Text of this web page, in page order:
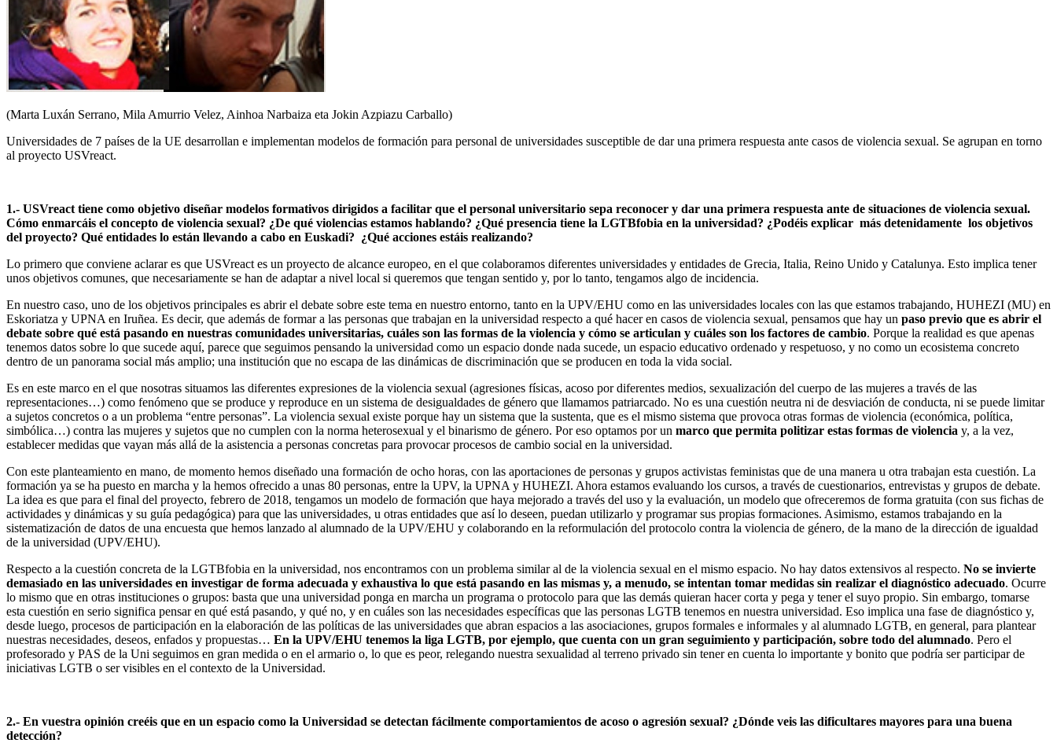
(Marta Luxán Serrano, Mila Amurrio Velez, Ainhoa Narbaiza eta Jokin Azpiazu Carballo)
Universidades de 7 países de la UE desarrollan e implementan modelos de formación para personal de universidades susceptible de dar una primera respuesta ante casos de violencia sexual. Se agrupan en torno
al proyecto USVreact.
1.- USVreact tiene como objetivo diseñar modelos formativos dirigidos a facilitar que el personal universitario sepa reconocer y dar una primera respuesta ante de situaciones de violencia sexual.
Cómo enmarcáis el concepto de violencia sexual? ¿De qué violencias estamos hablando? ¿Qué presencia tiene la LGTBfobia en la universidad? ¿Podéis explicar más detenidamente los objetivos
del proyecto? Qué entidades lo están llevando a cabo en Euskadi? ¿Qué acciones estáis realizando?
Lo primero que conviene aclarar es que USVreact es un proyecto de alcance europeo, en el que colaboramos diferentes universidades y entidades de Grecia, Italia, Reino Unido y Catalunya. Esto implica tener
unos objetivos comunes, que necesariamente se han de adaptar a nivel local si queremos que tengan sentido y, por lo tanto, tengamos algo de incidencia.
En nuestro caso, uno de los objetivos principales es abrir el debate sobre este tema en nuestro entorno, tanto en la UPV/EHU como en las universidades locales con las que estamos trabajando, HUHEZI (MU) en
Eskoriatza y UPNA en Iruñea. Es decir, que además de formar a las personas que trabajan en la universidad respecto a qué hacer en casos de violencia sexual, pensamos que hay un paso previo que es abrir el
debate sobre qué está pasando en nuestras comunidades universitarias, cuáles son las formas de la violencia y cómo se articulan y cuáles son los factores de cambio. Porque la realidad es que apenas
tenemos datos sobre lo que sucede aquí, parece que seguimos pensando la universidad como un espacio donde nada sucede, un espacio educativo ordenado y respetuoso, y no como un ecosistema concreto
dentro de un panorama social más amplio; una institución que no escapa de las dinámicas de discriminación que se producen en toda la vida social.
Es en este marco en el que nosotras situamos las diferentes expresiones de la violencia sexual (agresiones físicas, acoso por diferentes medios, sexualización del cuerpo de las mujeres a través de las
representaciones…) como fenómeno que se produce y reproduce en un sistema de desigualdades de género que llamamos patriarcado. No es una cuestión neutra ni de desviación de conducta, ni se puede limitar
a sujetos concretos o a un problema “entre personas”. La violencia sexual existe porque hay un sistema que la sustenta, que es el mismo sistema que provoca otras formas de violencia (económica, política,
simbólica…) contra las mujeres y sujetos que no cumplen con la norma heterosexual y el binarismo de género. Por eso optamos por un marco que permita politizar estas formas de violencia y, a la vez,
establecer medidas que vayan más allá de la asistencia a personas concretas para provocar procesos de cambio social en la universidad.
Con este planteamiento en mano, de momento hemos diseñado una formación de ocho horas, con las aportaciones de personas y grupos activistas feministas que de una manera u otra trabajan esta cuestión. La
formación ya se ha puesto en marcha y la hemos ofrecido a unas 80 personas, entre la UPV, la UPNA y HUHEZI. Ahora estamos evaluando los cursos, a través de cuestionarios, entrevistas y grupos de debate.
La idea es que para el final del proyecto, febrero de 2018, tengamos un modelo de formación que haya mejorado a través del uso y la evaluación, un modelo que ofreceremos de forma gratuita (con sus fichas de
actividades y dinámicas y su guía pedagógica) para que las universidades, u otras entidades que así lo deseen, puedan utilizarlo y programar sus propias formaciones. Asimismo, estamos trabajando en la
sistematización de datos de una encuesta que hemos lanzado al alumnado de la UPV/EHU y colaborando en la reformulación del protocolo contra la violencia de género, de la mano de la dirección de igualdad
de la universidad (UPV/EHU).
Respecto a la cuestión concreta de la LGTBfobia en la universidad, nos encontramos con un problema similar al de la violencia sexual en el mismo espacio. No hay datos extensivos al respecto. No se invierte
demasiado en las universidades en investigar de forma adecuada y exhaustiva lo que está pasando en las mismas y, a menudo, se intentan tomar medidas sin realizar el diagnóstico adecuado. Ocurre
lo mismo que en otras instituciones o grupos: basta que una universidad ponga en marcha un programa o protocolo para que las demás quieran hacer corta y pega y tener el suyo propio. Sin embargo, tomarse
esta cuestión en serio significa pensar en qué está pasando, y qué no, y en cuáles son las necesidades específicas que las personas LGTB tenemos en nuestra universidad. Eso implica una fase de diagnóstico y,
desde luego, procesos de participación en la elaboración de las políticas de las universidades que abran espacios a las asociaciones, grupos formales e informales y al alumnado LGTB, en general, para plantear
nuestras necesidades, deseos, enfados y propuestas… En la UPV/EHU tenemos la liga LGTB, por ejemplo, que cuenta con un gran seguimiento y participación, sobre todo del alumnado. Pero el
profesorado y PAS de la Uni seguimos en gran medida o en el armario o, lo que es peor, relegando nuestra sexualidad al terreno privado sin tener en cuenta lo importante y bonito que podría ser participar de
iniciativas LGTB o ser visibles en el contexto de la Universidad.
2.- En vuestra opinión creéis que en un espacio como la Universidad se detectan fácilmente comportamientos de acoso o agresión sexual? ¿Dónde veis las dificultares mayores para una buena
detección?